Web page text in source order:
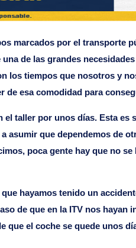
marcados por el transporte
de las grandes
los tiempos que nosotros y
esa comodidad para
taller por unos días. Esta es
asumir que dependemos de
poca gente hay que no
hayamos tenido un
de que en la ITV nos hayan
el coche se quede unos